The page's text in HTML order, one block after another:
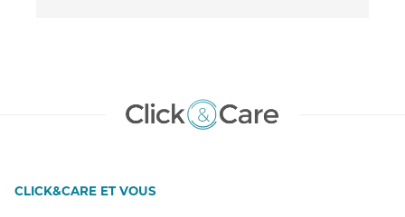
CLICK&CARE ET VOUS